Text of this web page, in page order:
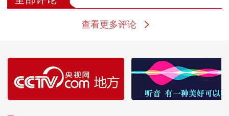
查看更多评论